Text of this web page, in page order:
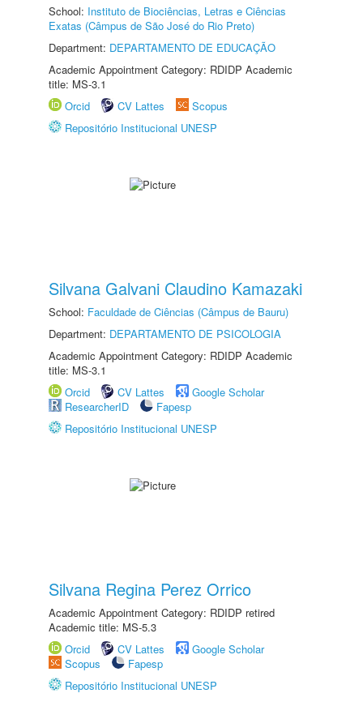
School: Instituto de Biociências, Letras e Ciências
Exatas (Câmpus de São José do Rio Preto)
Department: DEPARTAMENTO DE EDUCAÇÃO
Academic Appointment Category: RDIDP Academic
title: MS-3.1
Orcid
CV Lattes
Scopus
Repositório Institucional UNESP
Silvana Galvani Claudino Kamazaki
School: Faculdade de Ciências (Câmpus de Bauru)
Department: DEPARTAMENTO DE PSICOLOGIA
Academic Appointment Category: RDIDP Academic
title: MS-3.1
Orcid
CV Lattes
Google Scholar
ResearcherID
Fapesp
Repositório Institucional UNESP
Silvana Regina Perez Orrico
Academic Appointment Category: RDIDP retired
Academic title: MS-5.3
Orcid
CV Lattes
Google Scholar
Scopus
Fapesp
Repositório Institucional UNESP